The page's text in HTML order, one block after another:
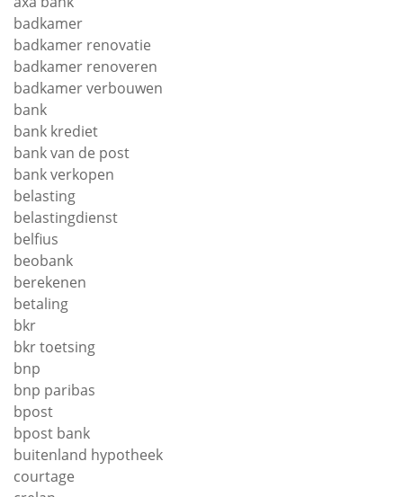
badkamer
badkamer renovatie
badkamer renoveren
badkamer verbouwen
bank
bank krediet
bank van de post
bank verkopen
belasting
belastingdienst
belfius
beobank
berekenen
betaling
bkr
bkr toetsing
bnp
bnp paribas
bpost
bpost bank
buitenland hypotheek
courtage